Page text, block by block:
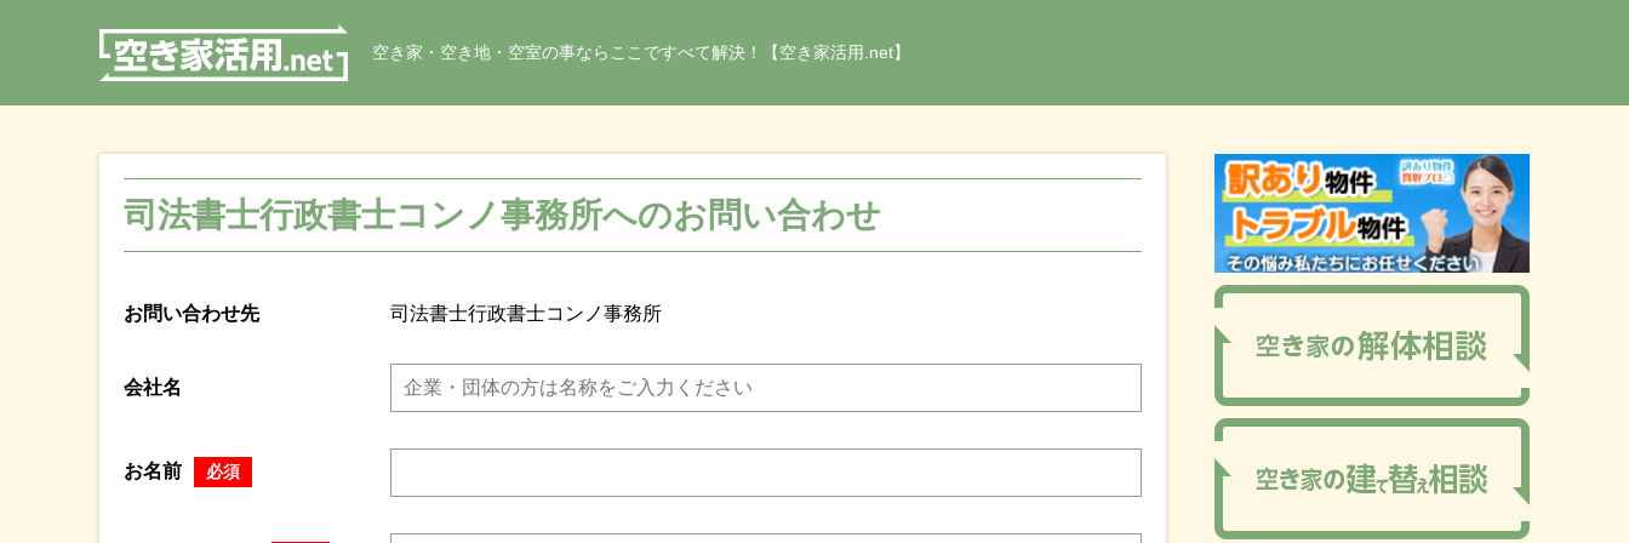
空き家・空き地・空室の事ならここですべて解決！【空き家活用.net】
司法書士行政書士コンノ事務所へのお問い合わせ
お問い合わせ先 司法書士行政書士コンノ事務所
会社名
お名前 必須